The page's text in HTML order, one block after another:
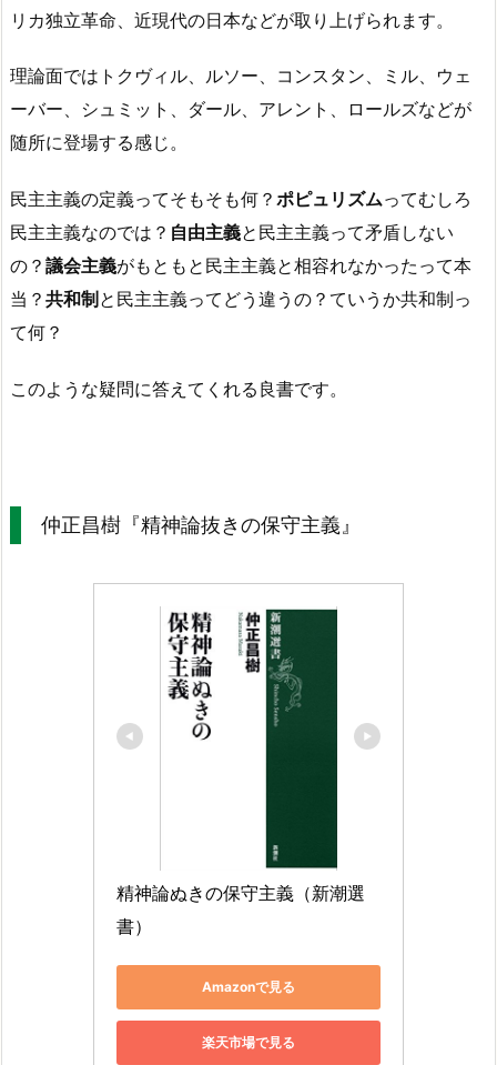
リカ独立革命、近現代の日本などが取り上げられます。
理論面ではトクヴィル、ルソー、コンスタン、ミル、ウェ
ーバー、シュミット、ダール、アレント、ロールズなどが
随所に登場する感じ。
民主主義の定義ってそもそも何？ ポピュリズムってむしろ
民主主義なのでは？ 自由主義と民主主義って矛盾しない
の？ 議会主義がもともと民主主義と相容れなかったって本
当？ 共和制 と民主主義ってどう違うの？ていうか共和制っ
て何？
このような疑問に答えてくれる良書です。
仲正昌樹『精神論抜きの保守主義』
精神論ぬきの保守主義（新潮選
書）
Amazonで見る
楽天市場で見る